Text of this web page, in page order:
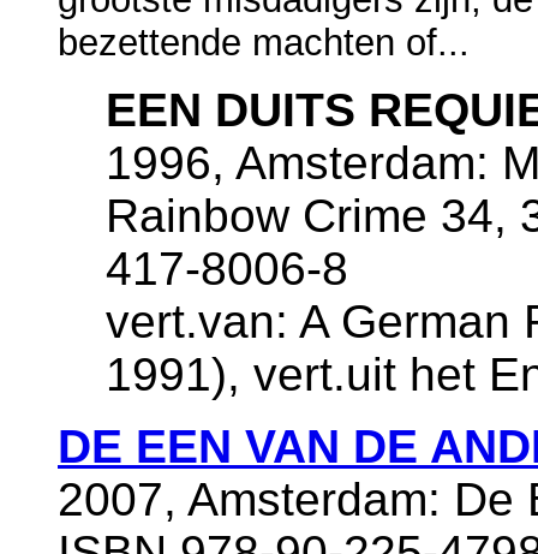
bezettende machten of...
EEN DUITS
1996, Amsterdam:
Rainbow Crime 34,
417-8006-8
vert.van: A German
1991), vert.uit het
DE EEN VAN DE
2007, Amsterdam: